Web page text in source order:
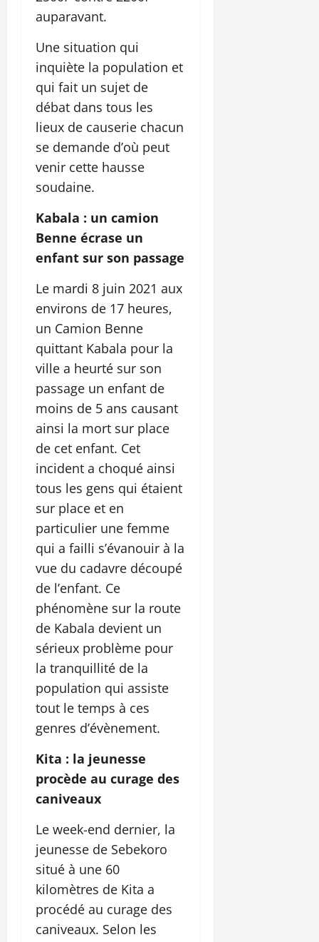
auparavant.
Une situation qui
inquiète la population et
qui fait un sujet de
débat dans tous les
lieux de causerie chacun
se demande d’où peut
venir cette hausse
soudaine.
Kabala : un camion
Benne écrase un
enfant sur son passage
Le mardi 8 juin 2021 aux
environs de 17 heures,
un Camion Benne
quittant Kabala pour la
ville a heurté sur son
passage un enfant de
moins de 5 ans causant
ainsi la mort sur place
de cet enfant. Cet
incident a choqué ainsi
tous les gens qui étaient
sur place et en
particulier une femme
qui a failli s’évanouir à la
vue du cadavre découpé
de l’enfant. Ce
phénomène sur la route
de Kabala devient un
sérieux problème pour
la tranquillité de la
population qui assiste
tout le temps à ces
genres d’évènement.
Kita : la jeunesse
procède au curage des
caniveaux
Le week-end dernier, la
jeunesse de Sebekoro
situé à une 60
kilomètres de Kita a
procédé au curage des
caniveaux. Selon les